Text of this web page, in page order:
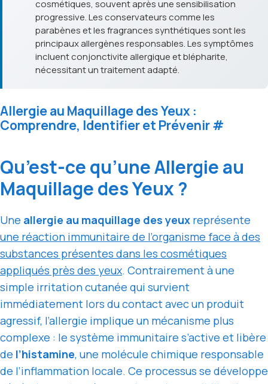
cosmétiques, souvent après une sensibilisation
progressive. Les conservateurs comme les
parabènes et les fragrances synthétiques sont les
principaux allergènes responsables. Les symptômes
incluent conjonctivite allergique et blépharite,
nécessitant un traitement adapté.
Allergie au Maquillage des Yeux :
Comprendre, Identifier et Prévenir#
Qu’est-ce qu’une Allergie au
Maquillage des Yeux ?
Une allergie au maquillage des yeux représente
une réaction immunitaire de l’organisme face à des
substances présentes dans les cosmétiques
appliqués près des yeux. Contrairement à une
simple irritation cutanée qui survient
immédiatement lors du contact avec un produit
agressif, l’allergie implique un mécanisme plus
complexe : le système immunitaire s’active et libère
de l’histamine, une molécule chimique responsable
de l’inflammation locale. Ce processus se développe